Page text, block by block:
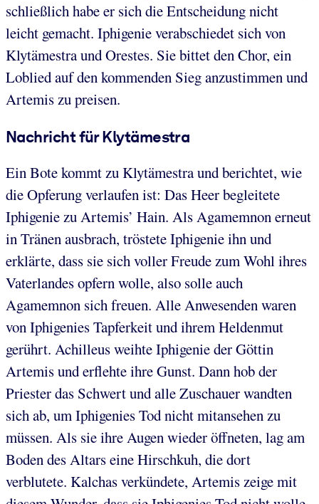
schließlich habe er sich die Entscheidung nicht
leicht gemacht. Iphigenie verabschiedet sich von
Klytämestra und Orestes. Sie bittet den Chor, ein
Loblied auf den kommenden Sieg anzustimmen und
Artemis zu preisen.
Nachricht für Klytämestra
Ein Bote kommt zu Klytämestra und berichtet, wie
die Opferung verlaufen ist: Das Heer begleitete
Iphigenie zu Artemis’ Hain. Als Agamemnon erneut
in Tränen ausbrach, tröstete Iphigenie ihn und
erklärte, dass sie sich voller Freude zum Wohl ihres
Vaterlandes opfern wolle, also solle auch
Agamemnon sich freuen. Alle Anwesenden waren
von Iphigenies Tapferkeit und ihrem Heldenmut
gerührt. Achilleus weihte Iphigenie der Göttin
Artemis und erflehte ihre Gunst. Dann hob der
Priester das Schwert und alle Zuschauer wandten
sich ab, um Iphigenies Tod nicht mitansehen zu
müssen. Als sie ihre Augen wieder öffneten, lag am
Boden des Altars eine Hirschkuh, die dort
verblutete. Kalchas verkündete, Artemis zeige mit